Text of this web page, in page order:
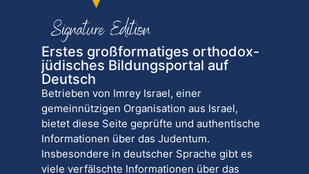
Erstes großformatiges orthodox-
jüdisches Bildungsportal auf
Deutsch
Betrieben von Imrey Israel, einer
gemeinnützigen Organisation aus Israel,
bietet diese Seite geprüfte und authentische
Informationen über das Judentum.
Insbesondere in deutscher Sprache gibt es
viele verfälschte Informationen über das